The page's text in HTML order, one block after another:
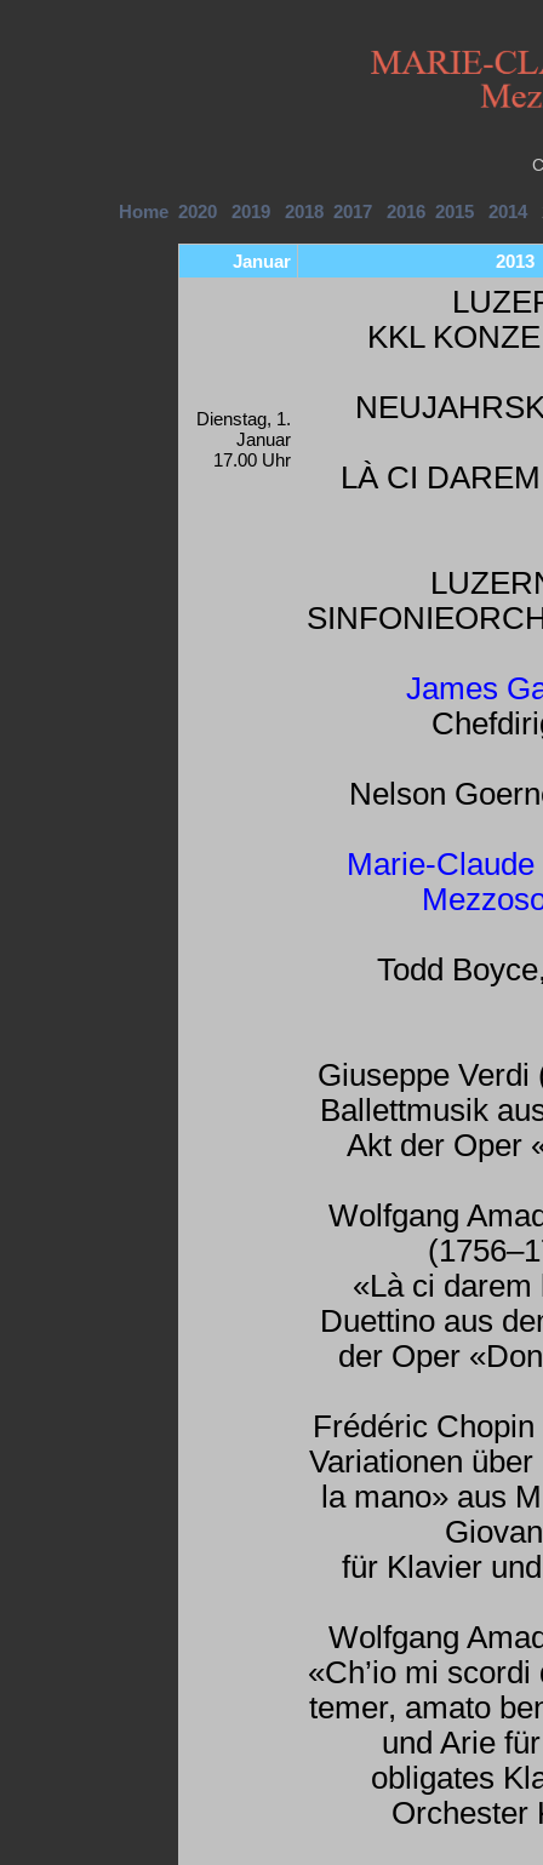
Home 2020 2019 2018 2017 2016 2015 2014
Januar 2013
Dienstag, 1.
Januar
17.00 Uhr
KKL
LÀ CI
James
Nelson
Marie-
Todd
Giuseppe Verdi
Ballettmusik
Akt der Oper
Wolfgang
«Là ci darem
Duettino aus
der Oper
Frédéric
Variationen
la mano» aus
für Klavier
Wolfgang
«Ch’io mi
temer, amato
und Arie
obligates
Orchester